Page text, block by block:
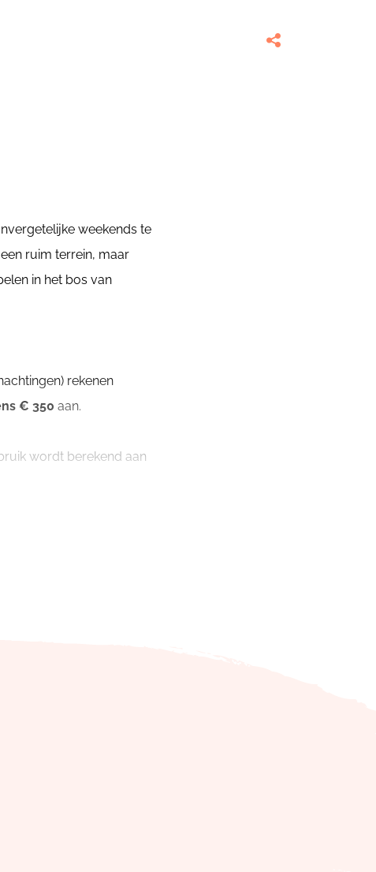
weekends te
ruim terrein, maar
in het bos van
rekenen
€ 350 aan.
wordt berekend aan
sleutel verloren,